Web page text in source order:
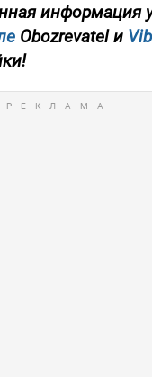
информация
Obozrevatel и